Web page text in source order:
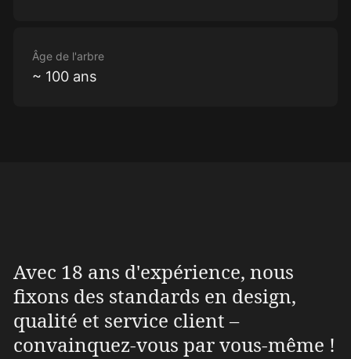
Âge de l'arbre
~ 100 ans
Avec 18 ans d'expérience, nous
fixons des standards en design,
qualité et service client –
convainquez-vous par vous-même !